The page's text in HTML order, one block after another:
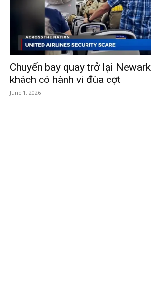
Chuyến bay quay trở lại
khách có hành vi đùa cợt
June 1, 2026